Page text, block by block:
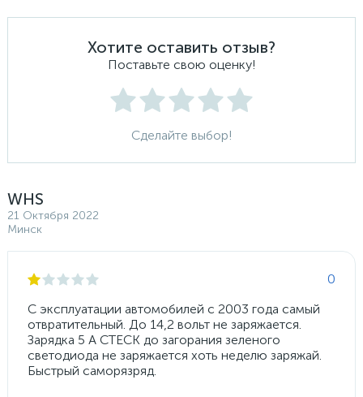
Хотите оставить отзыв?
Поставьте свою оценку!
Сделайте выбор!
WHS
21 Октября 2022
Минск
0
С эксплуатации автомобилей с 2003 года самый
отвратительный. До 14,2 вольт не заряжается.
Зарядка 5 А CTECK до загорания зеленого
светодиода не заряжается хоть неделю заряжай.
Быстрый саморязряд.